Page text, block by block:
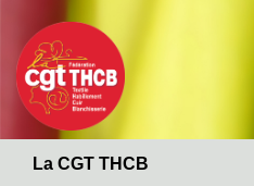
contenu
principal
La CGT THCB